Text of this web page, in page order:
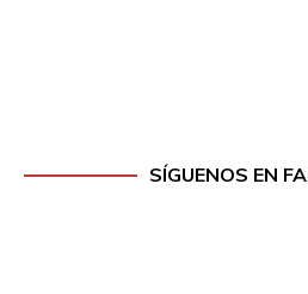
SÍGUENOS EN